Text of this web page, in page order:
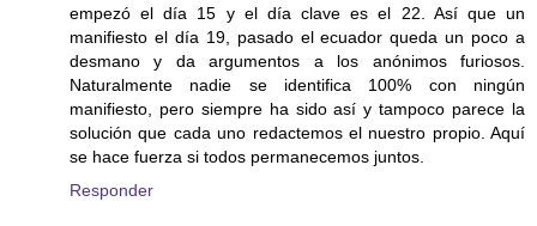
empezó el día 15 y el día clave es el 22. Así que un
manifiesto el día 19, pasado el ecuador queda un poco a
desmano y da argumentos a los anónimos furiosos.
Naturalmente nadie se identifica 100% con ningún
manifiesto, pero siempre ha sido así y tampoco parece la
solución que cada uno redactemos el nuestro propio. Aquí
se hace fuerza si todos permanecemos juntos.
Responder